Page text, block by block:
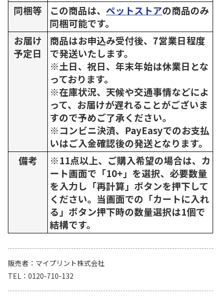
同梱等
この商品は、 ペットストアの商品のみ
同梱可能です。
お届け
予定日
商品はお申込み受付後、7営業日程度
で発送いたします。
※土日、祝日、年末年始は休業日とな
っております。
※在庫状況、天候や交通事情などによ
って、お届けが遅れることがございま
すので予めご了承ください。
※コンビニ決済、PayEasyでのお支払
いはご入金確認後の発送となります。
備考
※11点以上、ご購入希望の場合は、カ
ート画面で「10+」を選択、必要数量
を入力し「再計算」ボタンを押下して
ください。当画面での「カートに入れ
る」ボタン押下時の数量選択は1個で
結構です。
販売者
マイプリント株式会社
TEL
0120-710-132